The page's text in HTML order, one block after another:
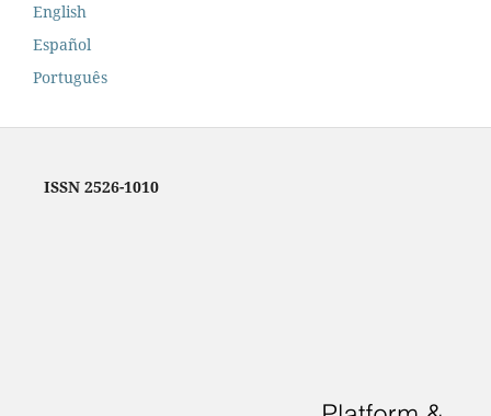
English
Español
Português
ISSN 2526-1010